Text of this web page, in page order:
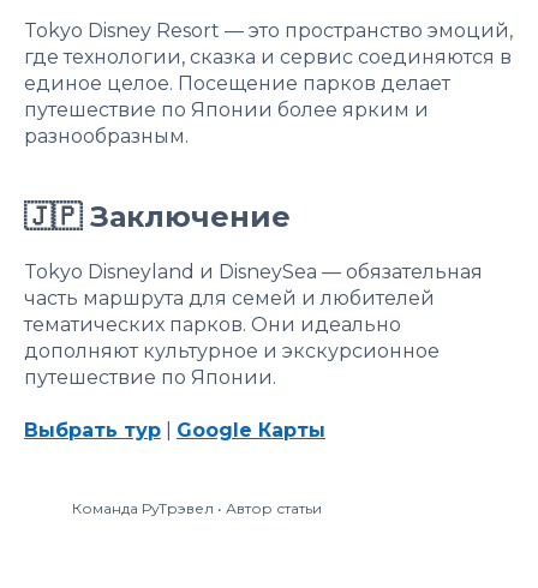
Tokyo Disney Resort — это пространство эмоций,
где технологии, сказка и сервис соединяются в
единое целое. Посещение парков делает
путешествие по Японии более ярким и
разнообразным.
🇯🇵 Заключение
Tokyo Disneyland и DisneySea — обязательная
часть маршрута для семей и любителей
тематических парков. Они идеально
дополняют культурное и экскурсионное
путешествие по Японии.
Выбрать тур Google Карты
Команда РуТрэвел • Автор статьи